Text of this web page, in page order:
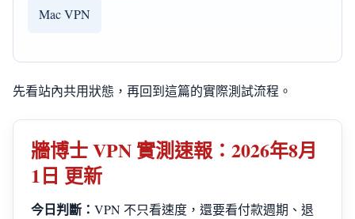
Mac VPN
先看站內共用狀態，再回到這篇的實際測試流程。
牆博士 VPN 實測速報：2026年8月
1日 更新
今日判斷： VPN 不只看速度，還要看付款週期、退